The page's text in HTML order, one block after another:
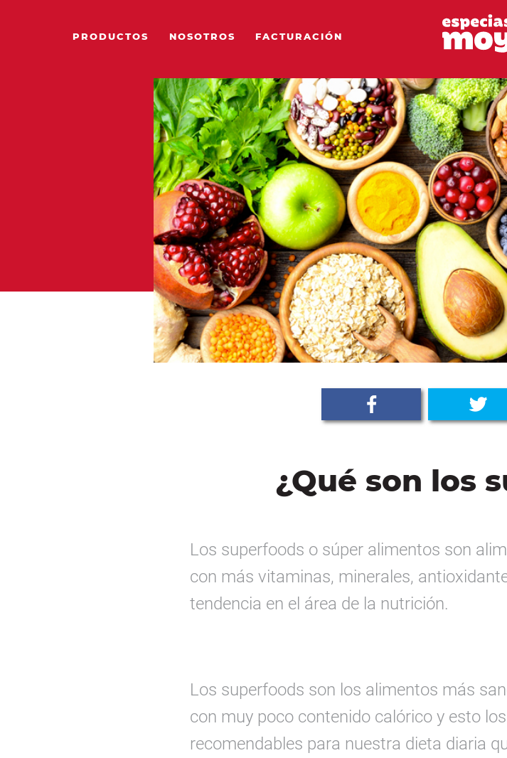
PRODUCTOS NOSOTROS FACTURACIÓN
¿Qué son los
Los superfoods o súper alimentos son
con más vitaminas, minerales,
tendencia en el área de la nutrición.
Los superfoods son los alimentos más
con muy poco contenido calórico y esto
recomendables para nuestra dieta diaria